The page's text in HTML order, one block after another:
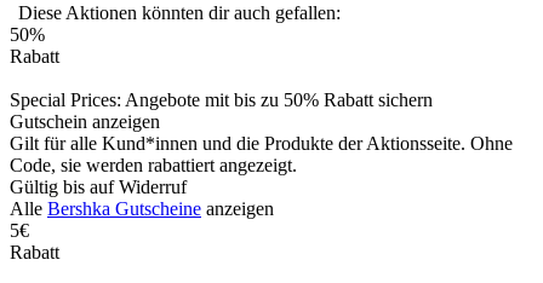
Diese Aktionen könnten dir auch gefallen:
50%
Rabatt
Special Prices: Angebote mit bis zu 50% Rabatt sichern
Gutschein anzeigen
Gilt für alle Kund*innen und die Produkte der Aktionsseite. Ohne
Code, sie werden rabattiert angezeigt.
Gültig bis auf Widerruf
Alle Bershka Gutscheine anzeigen
5€
Rabatt